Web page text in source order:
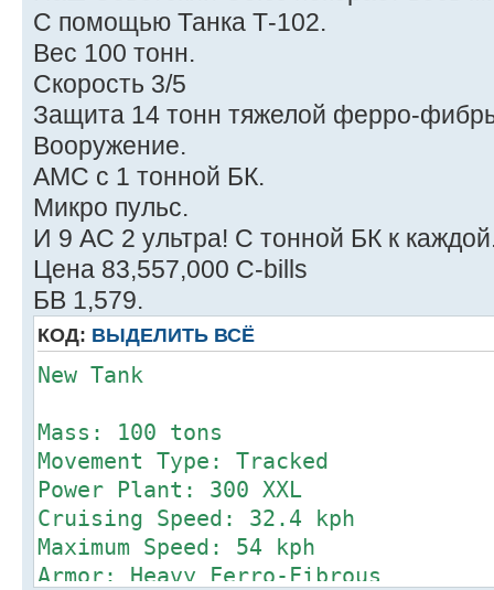
С помощью Танка Т-102.
Вес 100 тонн.
Скорость 3/5
Защита 14 тонн тяжелой ферро-
Вооружение.
АМС с 1 тонной БК.
Микро пульс.
И 9 АС 2 ультра! С тонной БК к
Цена 83,557,000 C-bills
БВ 1,579.
КОД: ВЫДЕЛИТЬ ВСЁ
New Tank
Mass: 100 tons
Movement Type: Tracked
Power Plant: 300 XXL
Cruising Speed: 32.4 kph
Maximum Speed: 54 kph
Armor: Heavy Ferro-Fibrous